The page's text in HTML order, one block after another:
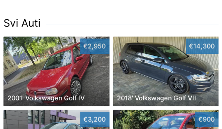
Svi Auti
€2,950
2001' Volkswagen Golf IV
€14,300
2018' Volkswagen Golf VII
€3,200 €900